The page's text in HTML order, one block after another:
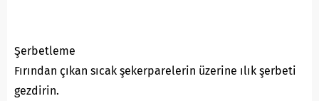
Şerbetleme
Fırından çıkan sıcak şekerparelerin üzerine ılık şerbeti
gezdirin.